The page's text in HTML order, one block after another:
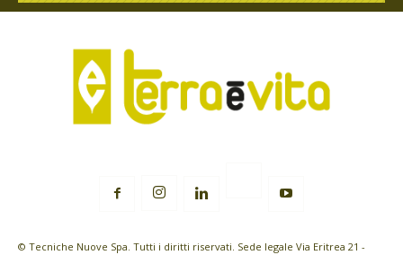
© Tecniche Nuove Spa. Tutti i diritti riservati. Sede legale Via Eritrea 21 -